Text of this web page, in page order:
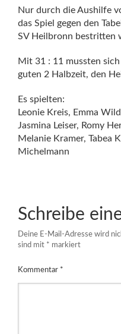
Nur durch die Aushilfe
das Spiel gegen den
SV Heilbronn bestritten
Mit 31 : 11 mussten
guten 2 Halbzeit, den
Es spielten:
Leonie Kreis, Emma
Jasmina Leiser, Romy
Melanie Kramer, Tabea
Michelmann
Schreibe
Deine E-Mail-Adresse wird
sind mit * markiert
Kommentar *